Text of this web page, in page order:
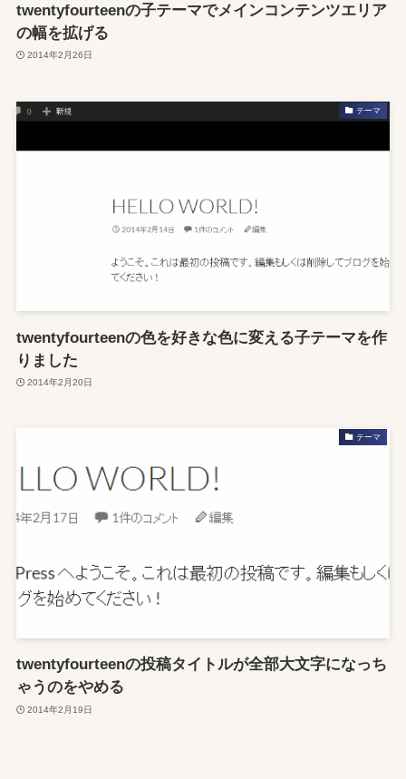
twentyfourteenの子テーマでメインコンテンツエリア
の幅を拡げる
2014年2月26日
テーマ
twentyfourteenの色を好きな色に変える子テーマを作
りました
2014年2月20日
テーマ
twentyfourteenの投稿タイトルが全部大文字になっち
ゃうのをやめる
2014年2月19日